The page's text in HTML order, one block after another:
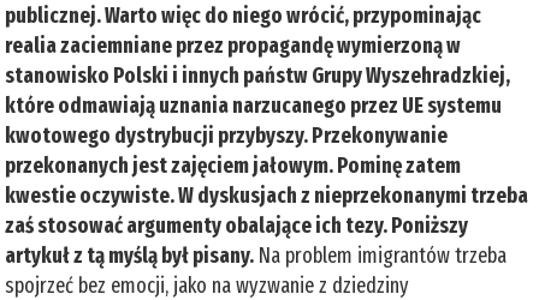
publicznej. Warto więc do niego wrócić, przypominając
realia zaciemniane przez propagandę wymierzoną w
stanowisko Polski i innych państw Grupy Wyszehradzkiej,
które odmawiają uznania narzucanego przez UE systemu
kwotowego dystrybucji przybyszy. Przekonywanie
przekonanych jest zajęciem jałowym. Pominę zatem
kwestie oczywiste. W dyskusjach z nieprzekonanymi trzeba
zaś stosować argumenty obalające ich tezy. Poniższy
artykuł z tą myślą był pisany. Na problem imigrantów trzeba
spojrzeć bez emocji, jako na wyzwanie z dziedziny